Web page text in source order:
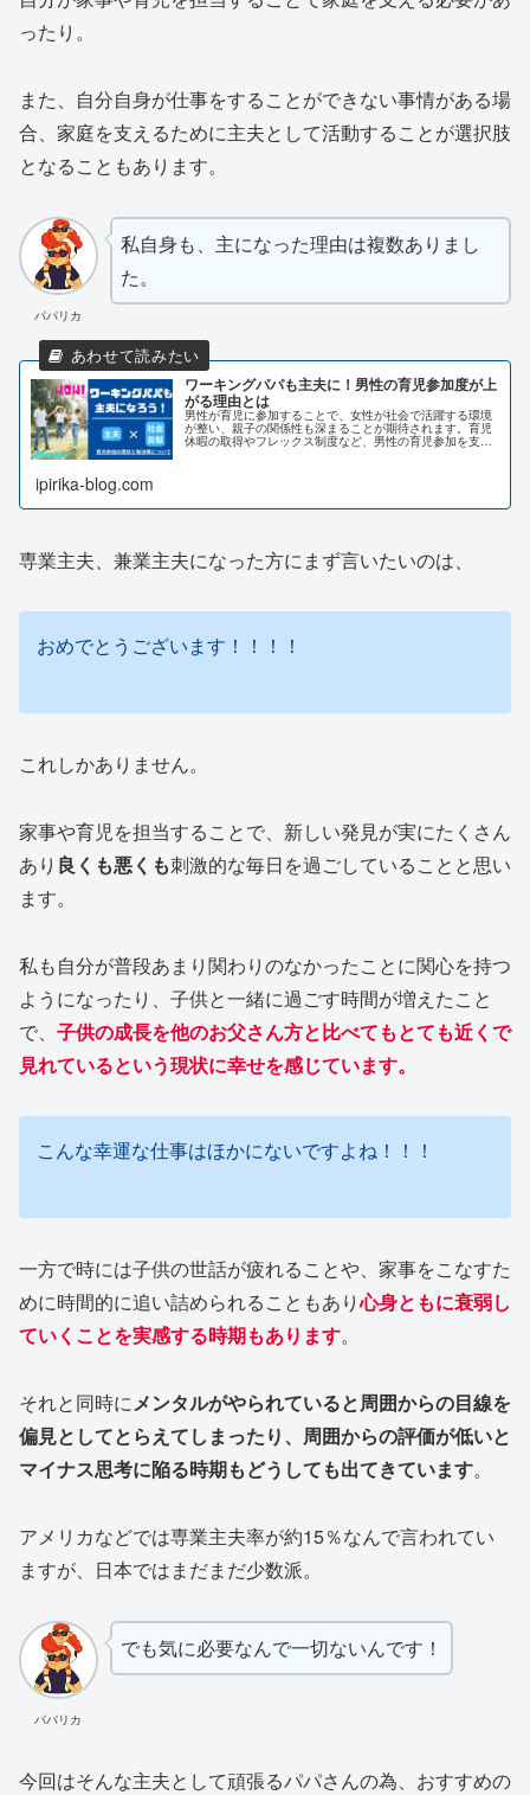
ったり。
また、自分自身が仕事をすることができない事情がある場
合、家庭を支えるために主夫として活動することが選択肢
となることもあります。
パパリカ
私自身も、主になった理由は複数ありまし
た。
ワーキングパパも主夫に！男性の育児参加度が上
がる理由とは
男性が育児に参加することで、女性が社会で活躍する環境
が整い、親子の関係性も深まることが期待されます。育児
休暇の取得やフレックス制度など、男性の育児参加を支援
ipirika-blog.com
専業主夫、兼業主夫になった方にまず言いたいのは、
おめでとうございます！！！！
これしかありません。
家事や育児を担当することで、新しい発見が実にたくさん
あり 良くも悪くも刺激的な毎日を過ごしていることと思い
ます。
私も自分が普段あまり関わりのなかったことに関心を持つ
ようになったり、子供と一緒に過ごす時間が増えたこと
で、 子供の成長を他のお父さん方と比べてもとても近くで
見れているという現状に幸せを感じています。
こんな幸運な仕事はほかにないですよね！！！
一方で時には子供の世話が疲れることや、家事をこなすた
めに時間的に追い詰められることもあり心身ともに衰弱し
ていくことを実感する時期もあります。
それと同時にメンタルがやられていると周囲からの目線を
偏見としてとらえてしまったり、周囲からの評価が低いと
マイナス思考に陥る時期もどうしても出てきています。
アメリカなどでは専業主夫率が約15％なんで言われてい
ますが、日本ではまだまだ少数派。
パパリカ
でも気に必要なんで一切ないんです！
今回はそんな主夫として頑張るパパさんの為、おすすめの